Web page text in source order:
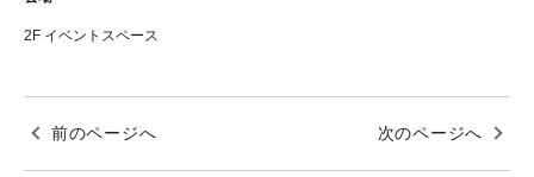
2F イベントスペース
前のページへ 次のページへ